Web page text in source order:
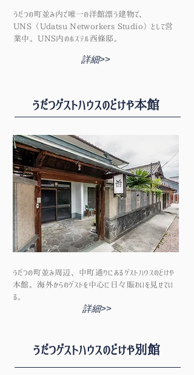
うだつの町並み内で唯一の洋館漂う建物で、
UNS（Udatsu Networkers Studio）として営
業中。UNS内のホステル西條邸。
詳細>>
うだつゲストハウスのどけや本館
うだつゲストハウスのどけや別館
うだつの町並み周辺、中町通りにあるゲストハウスのどけや
本館。海外からのゲストを中心に日々賑わいを見せてい
る。
詳細>>